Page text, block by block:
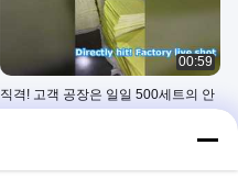
00:59
직격! 고객 공장은 일일 500세트의 안